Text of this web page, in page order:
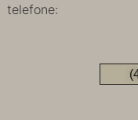
telefone: